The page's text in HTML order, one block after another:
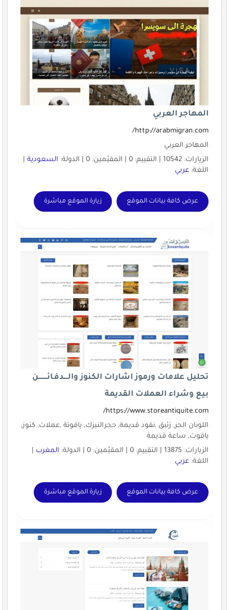
المهاجر العربي
http://arabmigran.com/
المهاجر العربي
الزيارات: 10542 | التقييم: 0 | المقيّمين: 0 | الدولة:
السعودية|
اللغة: عربي
عرض كافة بيانات الموقع زيارة الموقع مباشرة
تحليل علامات ورموز اشارات الكنوز والــــدفـائــــــــن
بيع وشراء العملات القديمة
https://www.storeantiquite.com/
اللوبان الحر, زئبق ,نقود قديمة, حجرالنيزك, ياقوتة ,عملات, كنوز,
ياقوت, ساعة قديمة
الزيارات: 13875 | التقييم: 0 | المقيّمين: 0 | الدولة:
المغرب|
اللغة: عربي
عرض كافة بيانات الموقع زيارة الموقع مباشرة